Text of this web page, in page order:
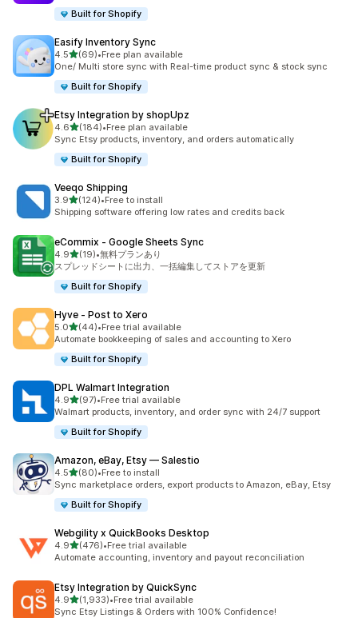
Built for Shopify
Easify Inventory Sync
4.55つ星中
(69)
合計レビュー数：69件
•Free plan available
One/ Multi store sync with Real-time product sync & stock sync
Built for Shopify
Etsy Integration by shopUpz
4.65つ星中
(184)
合計レビュー数：184件
•Free plan available
Sync Etsy products, inventory, and orders automatically
Built for Shopify
Veeqo Shipping
3.95つ星中
(124)
合計レビュー数：124件
•Free to install
Shipping software offering low rates and credits back
eCommix ‑ Google Sheets Sync
4.95つ星中
(19)
合計レビュー数：19件
•無料プランあり
スプレッドシートに出力、一括編集してストアを更新
Built for Shopify
Hyve ‑ Post to Xero
5.05つ星中
(44)
合計レビュー数：44件
•Free trial available
Automate bookkeeping of sales and accounting to Xero
Built for Shopify
DPL Walmart Integration
4.95つ星中
(97)
合計レビュー数：97件
•Free trial available
Walmart products, inventory, and order sync with 24/7 support
Built for Shopify
Amazon, eBay, Etsy — Salestio
4.55つ星中
(80)
合計レビュー数：80件
•Free to install
Sync marketplace orders, export products to Amazon, eBay, Etsy
Built for Shopify
Webgility x QuickBooks Desktop
4.95つ星中
(476)
合計レビュー数：476件
•Free trial available
Automate accounting, inventory and payout reconciliation
Etsy Integration by QuickSync
4.95つ星中
(1,933)
合計レビュー数：1933件
•Free trial available
Sync Etsy Listings & Orders with 100% Confidence!